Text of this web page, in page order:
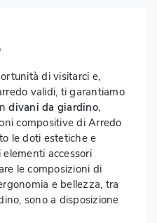
di visitarci e,
validi, ti garantiamo
divani da giardino,
compositive di Arredo
le doti estetiche e
accessori
le composizioni di
e bellezza, tra
sono a disposizione